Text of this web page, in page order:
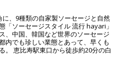
、9種類の自家製ソーセージと自然
「ソーセージスタイル 流行 hayari」
、中国、韓国など世界のソーセージ
内でも珍しい業態とあって、早くも
。 恵比寿駅東口から徒歩約20分の白